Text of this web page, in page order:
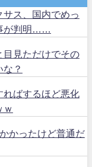
サス、国内でめっ
が判明……
目見ただけでその
？
ればするほど悪化
ｗ
かったけど普通だ